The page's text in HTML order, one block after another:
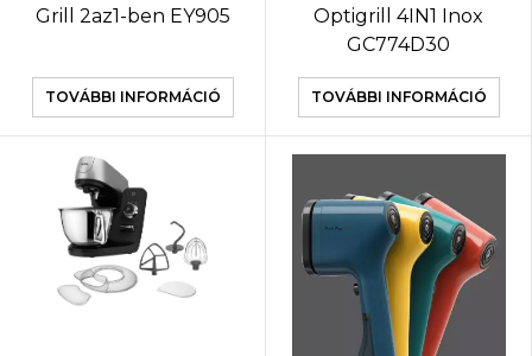
Grill 2az1-ben EY905
TOVÁBBI INFORMÁCIÓ
Optigrill 4IN1 Inox
GC774D30
TOVÁBBI INFORMÁCIÓ